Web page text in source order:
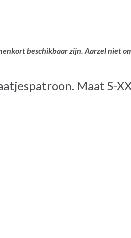
beschikbaar zijn. Aarzel niet
Maat S-